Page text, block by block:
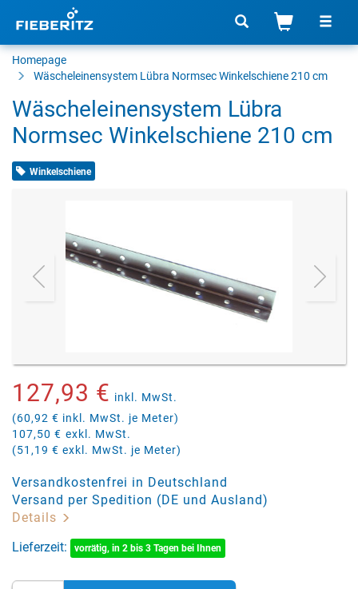
Homepage
Wäscheleinensystem Lübra Normsec Winkelschiene 210 cm
Wäscheleinensystem Lübra
Normsec Winkelschiene 210 cm
Winkelschiene
127,93 € inkl. MwSt.
(60,92 € inkl. MwSt. je Meter)
107,50 € exkl. MwSt.
(51,19 € exkl. MwSt. je Meter)
Versandkostenfrei in Deutschland
Versand per Spedition (DE und Ausland)
Details
Lieferzeit:
vorrätig, in 2 bis 3 Tagen bei Ihnen